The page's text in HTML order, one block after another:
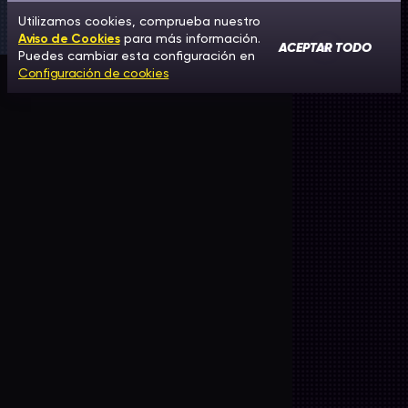
Utilizamos cookies, comprueba nuestro
Aviso de Cookiespara más información.
Puedes cambiar esta configuración en
Configuración de cookies
ACEPTAR TODO